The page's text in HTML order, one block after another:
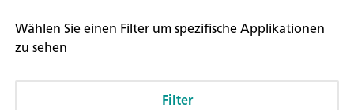
Wählen Sie einen Filter um spezifische Applikationen
zu sehen
Filter